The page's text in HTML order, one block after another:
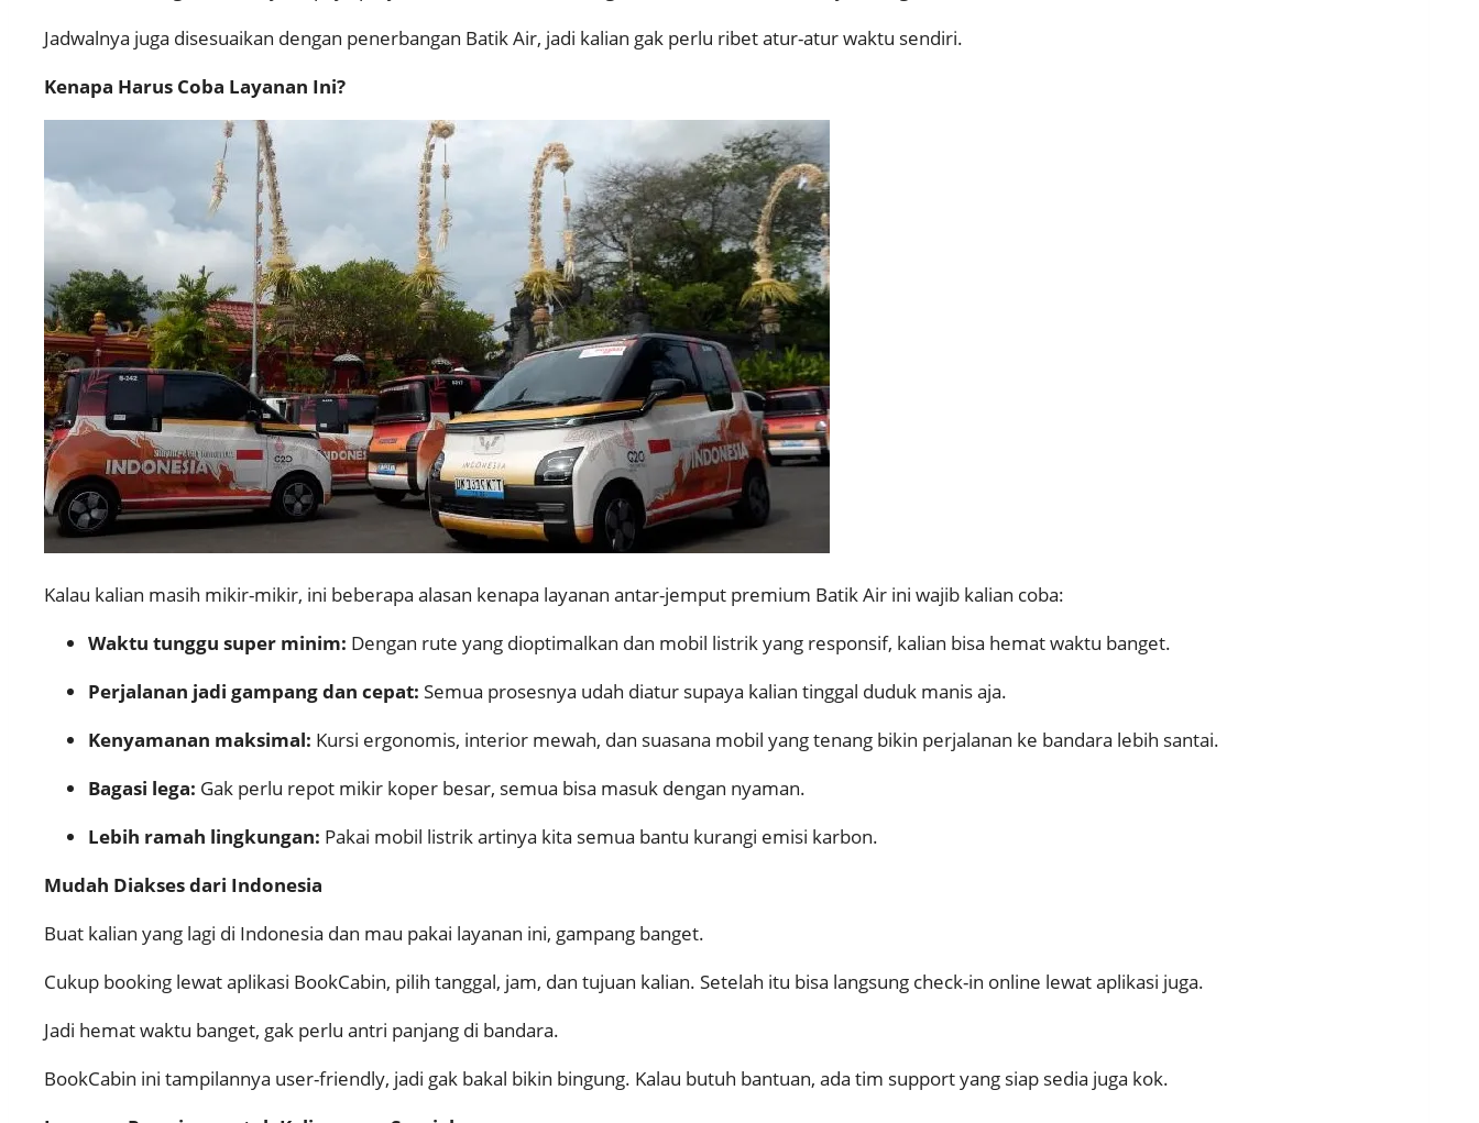
Jadwalnya juga disesuaikan dengan penerbangan Batik Air, jadi kalian gak perlu ribet atur-atur waktu sendiri.
Kenapa Harus Coba Layanan Ini?
Kalau kalian masih mikir-mikir, ini beberapa alasan kenapa layanan antar-jemput premium Batik Air ini wajib kalian coba:
Waktu tunggu super minim: Dengan rute yang dioptimalkan dan mobil listrik yang responsif, kalian bisa hemat waktu banget.
Perjalanan jadi gampang dan cepat: Semua prosesnya udah diatur supaya kalian tinggal duduk manis aja.
Kenyamanan maksimal: Kursi ergonomis, interior mewah, dan suasana mobil yang tenang bikin perjalanan ke bandara lebih santai.
Bagasi lega: Gak perlu repot mikir koper besar, semua bisa masuk dengan nyaman.
Lebih ramah lingkungan: Pakai mobil listrik artinya kita semua bantu kurangi emisi karbon.
Mudah Diakses dari Indonesia
Buat kalian yang lagi di Indonesia dan mau pakai layanan ini, gampang banget.
Cukup booking lewat aplikasi BookCabin, pilih tanggal, jam, dan tujuan kalian. Setelah itu bisa langsung check-in online lewat aplikasi juga.
Jadi hemat waktu banget, gak perlu antri panjang di bandara.
BookCabin ini tampilannya user-friendly, jadi gak bakal bikin bingung. Kalau butuh bantuan, ada tim support yang siap sedia juga kok.